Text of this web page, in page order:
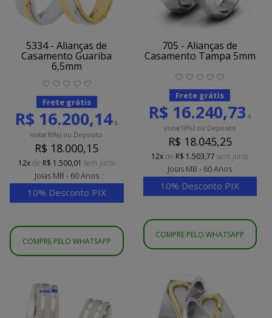
5334 - Alianças de
Casamento Guariba
6,5mm
Frete grátis
R$ 16.200,14à
vista(10%) ou Deposito
R$ 18.000,15
12xde R$ 1.500,01 sem juros
Joias MB - 60 Anos
10% Desconto PIX
COMPRE PELO WHATSAPP
705 - Alianças de
Casamento Tampa 5mm
Frete grátis
R$ 16.240,73 à
vista(10%)ou Deposito
R$ 18.045,25
12xde R$ 1.503,77 sem juros
Joias MB - 60 Anos
10% Desconto PIX
COMPRE PELO WHATSAPP